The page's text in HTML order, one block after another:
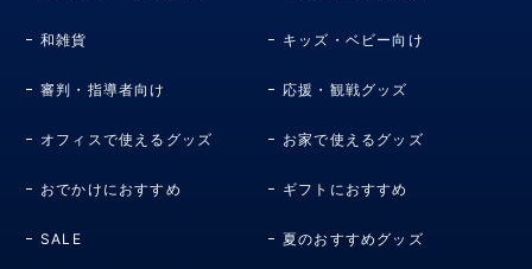
和雑貨 キッズ・ベビー向け
審判・指導者向け 応援・観戦グッズ
オフィスで使えるグッズ お家で使えるグッズ
おでかけにおすすめ ギフトにおすすめ
SALE 夏のおすすめグッズ